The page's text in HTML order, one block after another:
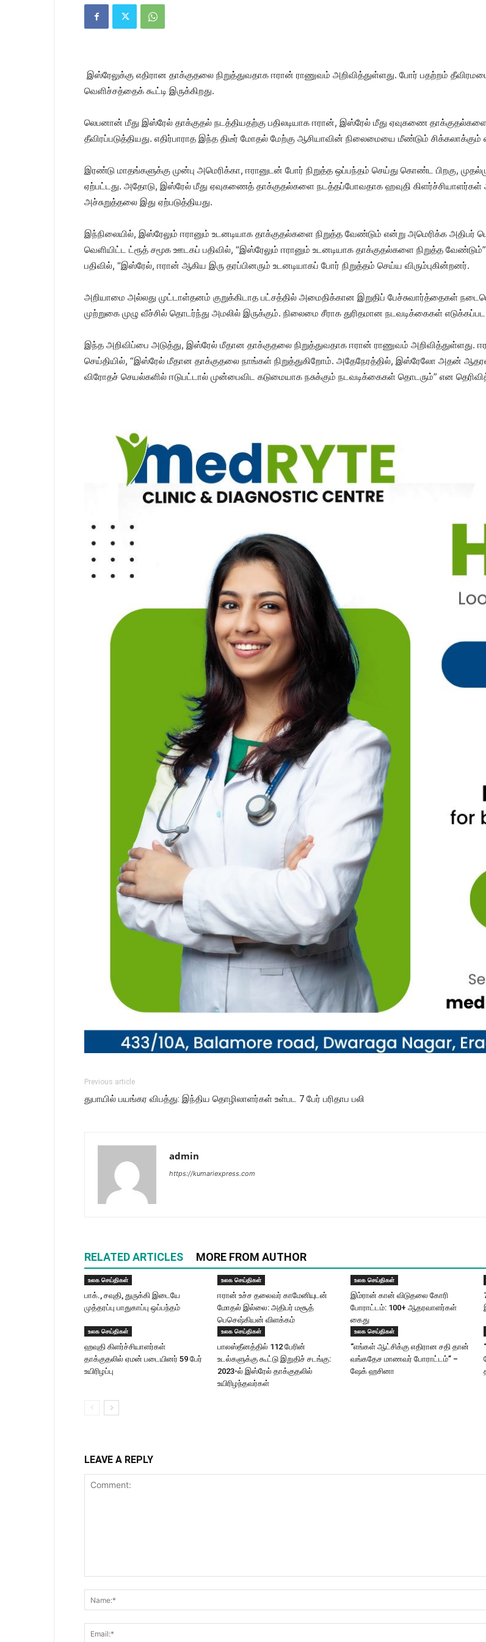
|
Kanyakumari
இஸ்ரேலுக்கு எதிரான தாக்குதலை நிறுத்துவதாக ஈரான் ராணுவம் அறிவித்துள்ளது. போர் பதற்றம்
வெளிச்சத்தைக் கூட்டி இருக்கிறது.
லெபனான் மீது இஸ்ரேல் தாக்குதல் நடத்தியதற்கு பதிலடியாக ஈரான், இஸ்ரேல் மீது ஏவுகணை
தீவிரப்படுத்தியது. எதிர்பாராத இந்த திடீர் மோதல் மேற்கு ஆசியாவின் நிலைமையை மீண்டும்
இரண்டு மாதங்களுக்கு முன்பு அமெரிக்கா, ஈரானுடன் போர் நிறுத்த ஒப்பந்தம் செய்து கொண்ட பிறகு,
ஏற்பட்டது. அதோடு, இஸ்ரேல் மீது ஏவுகணைத் தாக்குதல்களை நடத்தப்போவதாக ஹவுதி கிளர்ச்சியாளர்கள்
அச்சுறுத்தலை இது ஏற்படுத்தியது.
இந்நிலையில், இஸ்ரேலும் ஈரானும் உடனடியாக தாக்குதல்களை நிறுத்த வேண்டும் என்று அமெரிக்க அதிபர்
வெளியிட்ட ட்ரூத் சமூக ஊடகப் பதிவில், “இஸ்ரேலும் ஈரானும் உடனடியாக தாக்குதல்களை நிறுத்த
பதிவில், “இஸ்ரேல், ஈரான் ஆகிய இரு தரப்பினரும் உடனடியாகப் போர் நிறுத்தம் செய்ய விரும்புகின்றனர்.
அறியாமை அல்லது முட்டாள்தனம் குறுக்கிடாத பட்சத்தில் அமைதிக்கான இறுதிப் பேச்சுவார்த்தைகள்
முற்றுகை முழு வீச்சில் தொடர்ந்து அமலில் இருக்கும். நிலைமை சீராக துரிதமான நடவடிக்கைகள்
இந்த அறிவிப்பை அடுத்து, இஸ்ரேல் மீதான தாக்குதலை நிறுத்துவதாக ஈரான் ராணுவம்
செய்தியில், “இஸ்ரேல் மீதான தாக்குதலை நாங்கள் நிறுத்துகிறோம். அதேநேரத்தில், இஸ்ரேலோ அதன்
விரோதச் செயல்களில் ஈடுபட்டால் முன்பைவிட கடுமையாக நசுக்கும் நடவடிக்கைகள் தொடரும்” என
Previous article
துபாயில் பயங்கர விபத்து: இந்திய தொழிலாளர்கள் உள்பட 7 பேர் பரிதாப பலி
admin
https://kumariexpress.com
RELATED ARTICLES MORE FROM AUTHOR
உலக செய்திகள்
பாக்., சவுதி, துருக்கி இடையே
முத்தரப்பு பாதுகாப்பு ஒப்பந்தம்
உலக செய்திகள்
ஈரான் உச்ச தலை​வர் காமேனியுடன்
மோதல் இல்லை: அதிபர் மசூத்
பெசெஷ்கியன் விளக்கம்
உலக செய்திகள்
இம்ரான் கான் விடுதலை கோரி
போராட்​டம்: 100+ ஆதரவாளர்கள்
கைது
உலக செய்திகள்
ஹவுதி கிளர்ச்சியாளர்கள்
தாக்குதலில் ஏமன் படையினர் 59 பேர்
உயிரிழப்பு
உலக செய்திகள்
பாலஸ்தீனத்தில் 112 பேரின்
உடல்களுக்கு கூட்டு இறுதிச் சடங்கு:
2023-ல் இஸ்ரேல் தாக்குதலில்
உயிரிழந்தவர்கள்
உலக செய்திகள்
“எங்கள் ஆட்சிக்கு எதிரான சதி தான்
வங்கதேச மாணவர் போராட்டம்” –
ஷேக் ஹசினா
LEAVE A REPLY